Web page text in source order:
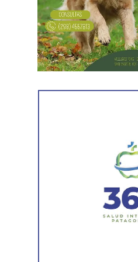
que perseguían a mi familia,
tuve que presentar un habeas
Biró también señaló que «el
y multas multimillonarias
Ante las exposiciones de los
los comisionados de la CIDH
cuestionamientos y
representantes del Gobierno
las irregularidades a la hora
laboral. Y, ante esas
virtuales. Los estatales
créditos con los prestamistas
peligroso», agregó el
Además, apuntó que «el
las familias y no al servicio de
«La falta de inversión en
diversas áreas públicas es
pone en riesgo la prestación
«Nos mintieron, no vinieron a